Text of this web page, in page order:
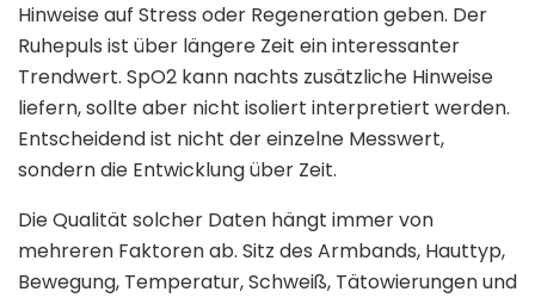
Hinweise auf Stress oder Regeneration geben. Der
Ruhepuls ist über längere Zeit ein interessanter
Trendwert. SpO2 kann nachts zusätzliche Hinweise
liefern, sollte aber nicht isoliert interpretiert werden.
Entscheidend ist nicht der einzelne Messwert,
sondern die Entwicklung über Zeit.
Die Qualität solcher Daten hängt immer von
mehreren Faktoren ab. Sitz des Armbands, Hauttyp,
Bewegung, Temperatur, Schweiß, Tätowierungen und